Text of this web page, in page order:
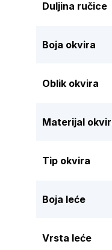
Duljina ručice
Boja okvira
Oblik okvira
Materijal
Tip okvira
Boja leće
Vrsta leće